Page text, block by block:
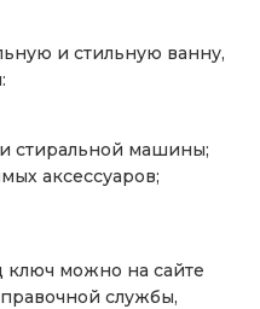
и стильную ванну,
стиральной машины;
аксессуаров;
ключ можно на сайте
службы,